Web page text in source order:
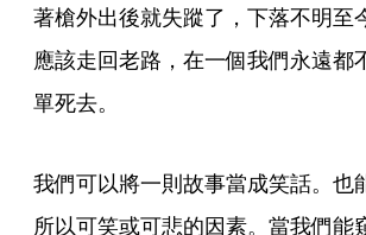
著槍外出後就失蹤了，下落不明至
應該走回老路，在一個我們永遠都
單死去。
我們可以將一則故事當成笑話。也
所以可笑或可悲的因素。當我們能